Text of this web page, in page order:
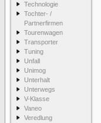
Technologie
Tochter- /
Partnerfirmen
Tourenwagen
Transporter
Tuning
Unfall
Unimog
Unterhalt
Unterwegs
V-Klasse
Vaneo
Veredlung